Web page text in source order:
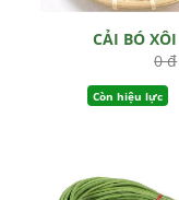
CẢI BÓ XÔI
0 đ
Còn hiệu lực